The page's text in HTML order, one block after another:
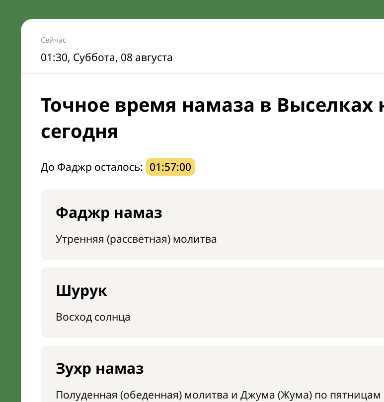
Сейчас
01:30, Суббота, 08 августа
Точное время намаза в Выселках
сегодня
До Фаджр осталось: 01:56:59
Фаджр намаз
Утренняя (рассветная) молитва
Шурук
Восход солнца
Зухр намаз
Полуденная (обеденная) молитва и Джума (Жума) по пятницам